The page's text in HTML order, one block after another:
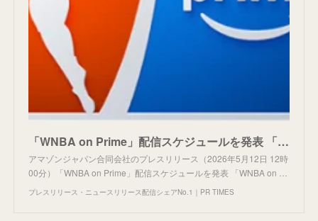
「WNBA on Prime」配信スケジュールを発表 「WNBA on Prime」における初回の配信は、ミネソタ・リンクス対ダラス・ウィングスと、ニューヨーク・リバティ対ポートランド・ファイア
アマゾンジャパン合同会社のプレスリリース（2026年5月12日 12時
00分）「WNBA on Prime」配信スケジュールを発表 「WNBA on …
プレスリリース・ニュースリリース配信シェアNo.1｜PR TIMES